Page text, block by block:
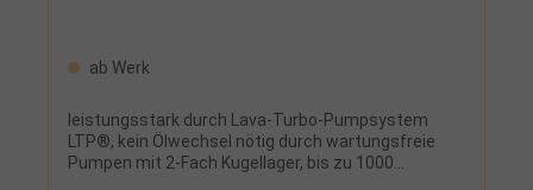
ab Werk
leistungsstark durch Lava-Turbo-Pumpsystem
LTP®, kein Ölwechsel nötig durch wartungsfreie
Pumpen mit 2-Fach Kugellager, bis zu 1000